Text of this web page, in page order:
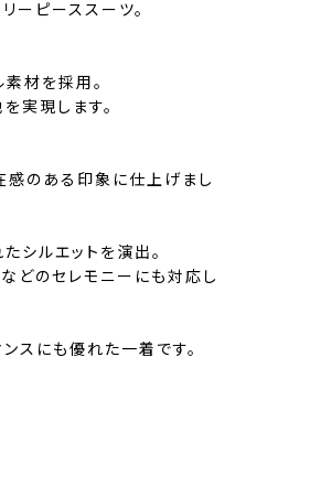
ーピーススーツ。
材を採用。
実現します。
のある印象に仕上げまし
シルエットを演出。
どのセレモニーにも対応し
スにも優れた一着です。